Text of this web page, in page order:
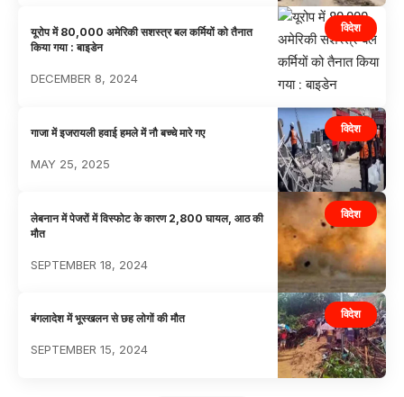
विदेश
यूरोप में 80,000 अमेरिकी सशस्त्र बल कर्मियों को तैनात
किया गया : बाइडेन
DECEMBER 8, 2024
विदेश
गाजा में इजरायली हवाई हमले में नौ बच्चे मारे गए
MAY 25, 2025
विदेश
लेबनान में पेजरों में विस्फोट के कारण 2,800 घायल, आठ की
मौत
SEPTEMBER 18, 2024
विदेश
बंगलादेश में भूस्खलन से छह लोगों की मौत
SEPTEMBER 15, 2024